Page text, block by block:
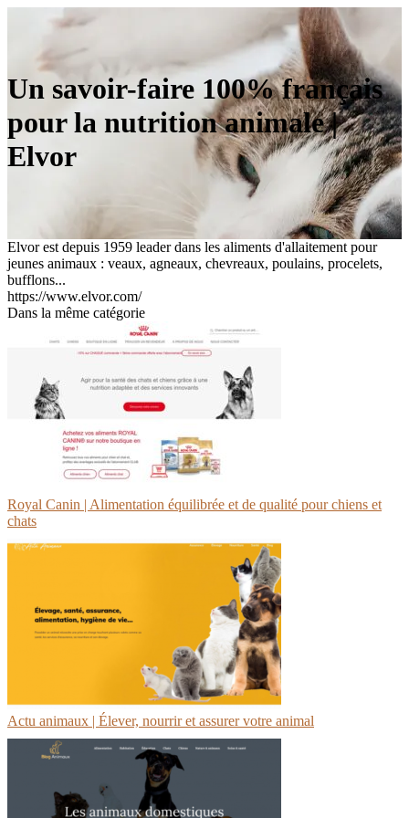
Un savoir-faire 100% français
pour la nutrition animale |
Elvor
Elvor est depuis 1959 leader dans les aliments d'allaitement pour
jeunes animaux : veaux, agneaux, chevreaux, poulains, procelets,
bufflons...
https://www.elvor.com/
Dans la même catégorie
Royal Canin | Alimentation équilibrée et de qualité pour chiens et
chats
Actu animaux | Élever, nourrir et assurer votre animal